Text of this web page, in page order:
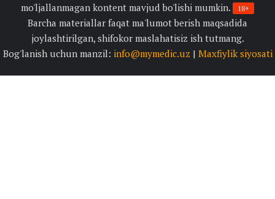
mo'ljallanmagan kontent mavjud bo'lishi mumkin.
18+
Barcha materiallar faqat ma'lumot berish maqsadida
joylashtirilgan, shifokor maslahatisiz ish tutmang.
Bog'lanish uchun manzil: info@mymedic.uz | Maxfiylik siyosati